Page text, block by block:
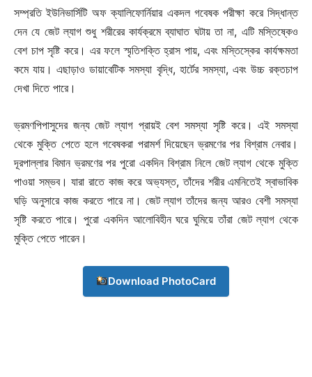
সম্প্রতি ইউনিভার্সিটি অফ ক্যালিফোর্নিয়ার একদল গবেষক পরীক্ষা করে সিদ্ধান্ত
দেন যে জেট ল্যাগ শুধু শরীরের কার্যক্রমে ব্যাঘাত ঘটায় তা না, এটি মস্তিষ্কেও
বেশ চাপ সৃষ্টি করে। এর ফলে স্মৃতিশক্তি হ্রাস পায়, এবং মস্তিস্কের কার্যক্ষমতা
কমে যায়। এছাড়াও ডায়াবেটিক সমস্যা বৃদ্ধি, হার্টের সমস্যা, এবং উচ্চ রক্তচাপ
দেখা দিতে পারে।
ভ্রমণপিপাসুদের জন্য জেট ল্যাগ প্রায়ই বেশ সমস্যা সৃষ্টি করে। এই সমস্যা
থেকে মুক্তি পেতে হলে গবেষকরা পরামর্শ দিয়েছেন ভ্রমণের পর বিশ্রাম নেবার।
দূরপাল্লার বিমান ভ্রমণের পর পুরো একদিন বিশ্রাম নিলে জেট ল্যাগ থেকে মুক্তি
পাওয়া সম্ভব। যারা রাতে কাজ করে অভ্যস্ত, তাঁদের শরীর এমনিতেই স্বাভাবিক
ঘড়ি অনুসারে কাজ করতে পারে না। জেট ল্যাগ তাঁদের জন্য আরও বেশী সমস্যা
সৃষ্টি করতে পারে। পুরো একদিন আলোবিহীন ঘরে ঘুমিয়ে তাঁরা জেট ল্যাগ থেকে
মুক্তি পেতে পারেন।
Download PhotoCard